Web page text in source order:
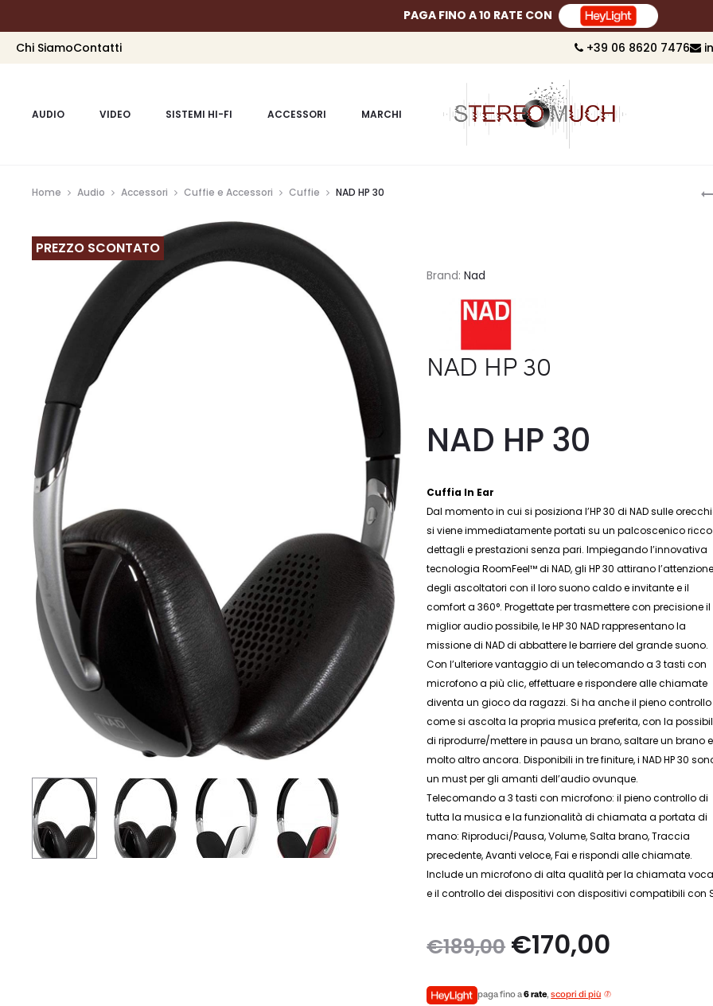
PAGA FINO A 10 RATE CON
Chi SiamoContatti +39 06 8620 7476
AUDIO VIDEO SISTEMI HI-FI ACCESSORI MARCHI
Home Audio Accessori Cuffie e Accessori Cuffie NAD HP 30
PREZZO SCONTATO
Brand:Nad
NAD HP 30
NAD HP 30
Cuffia In Ear
Dal momento in cui si posiziona l’HP 30 di NAD sulle
si viene immediatamente portati su un palcoscenico
dettagli e prestazioni senza pari. Impiegando l’innovativa
tecnologia RoomFeel™ di NAD, gli HP 30 attirano
degli ascoltatori con il loro suono caldo e invitante e il
comfort a 360°. Progettate per trasmettere con precisione il
miglior audio possibile, le HP 30 NAD rappresentano la
missione di NAD di abbattere le barriere del grande suono.
Con l’ulteriore vantaggio di un telecomando a 3 tasti con
microfono a più clic, effettuare e rispondere alle chiamate
diventa un gioco da ragazzi. Si ha anche il pieno
come si ascolta la propria musica preferita, con la
di riprodurre/mettere in pausa un brano, saltare un brano e
molto altro ancora. Disponibili in tre finiture, i NAD HP 30
un must per gli amanti dell’audio ovunque.
Telecomando a 3 tasti con microfono: il pieno controllo di
tutta la musica e la funzionalità di chiamata a portata di
mano: Riproduci/Pausa, Volume, Salta brano, Traccia
precedente, Avanti veloce, Fai e rispondi alle chiamate.
Include un microfono di alta qualità per la chiamata
e il controllo dei dispositivi con dispositivi compatibili con
€189,00 Il
€170,00
paga fino a6 rate,scopri di più